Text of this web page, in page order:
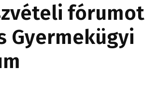
fórumot
Gyermekügyi